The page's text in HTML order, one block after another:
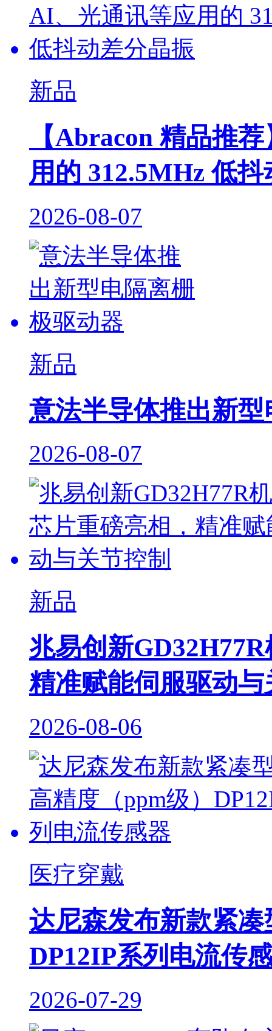
新品
【Abracon 精品推
用的 312.5MHz 低
2026-08-07
新品
意法半导体推出新
2026-08-07
新品
兆易创新
精准赋能伺服驱动与
2026-08-06
医疗穿戴
达尼森发布新款紧
DP12IP系列电流传
2026-07-29